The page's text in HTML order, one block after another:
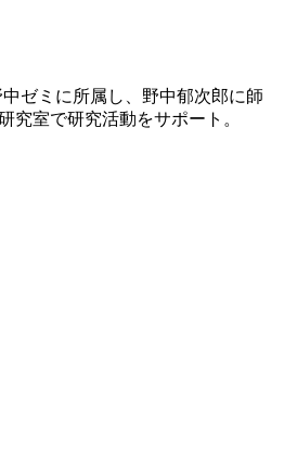
ゼミに所属し、野中郁次郎に師
究室で研究活動をサポート。